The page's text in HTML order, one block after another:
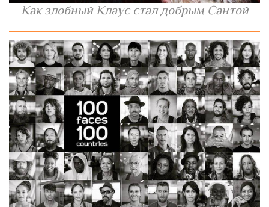
Как злобный Клаус стал добрым Сантой